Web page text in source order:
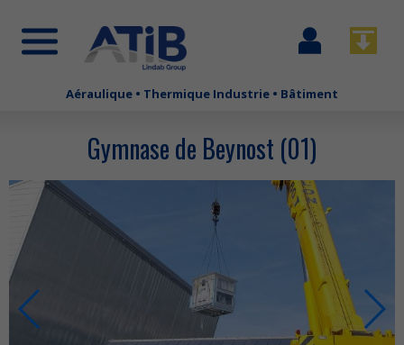
Aéraulique • Thermique Industrie • Bâtiment
Gymnase de Beynost (01)